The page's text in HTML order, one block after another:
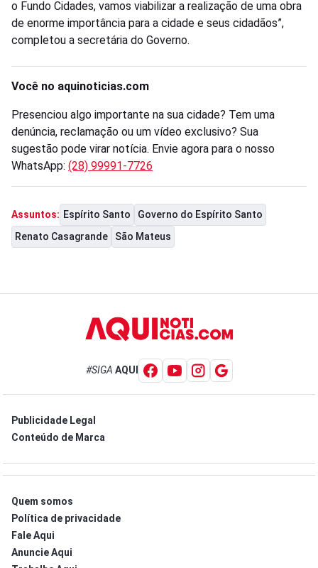
o Fundo Cidades, vamos viabilizar a realização de uma obra
de enorme importância para a cidade e seus cidadãos”,
completou a secretária do Governo.
Você no aquinoticias.com
Presenciou algo importante na sua cidade? Tem uma
denúncia, reclamação ou um vídeo exclusivo? Sua
sugestão pode virar notícia. Envie agora para o nosso
WhatsApp: (28) 99991-7726
Assuntos: Espírito Santo
Governo do Espírito Santo
Renato Casagrande
São Mateus
#SIGA AQUI
Publicidade Legal
Conteúdo de Marca
Quem somos
Política de privacidade
Fale Aqui
Anuncie Aqui